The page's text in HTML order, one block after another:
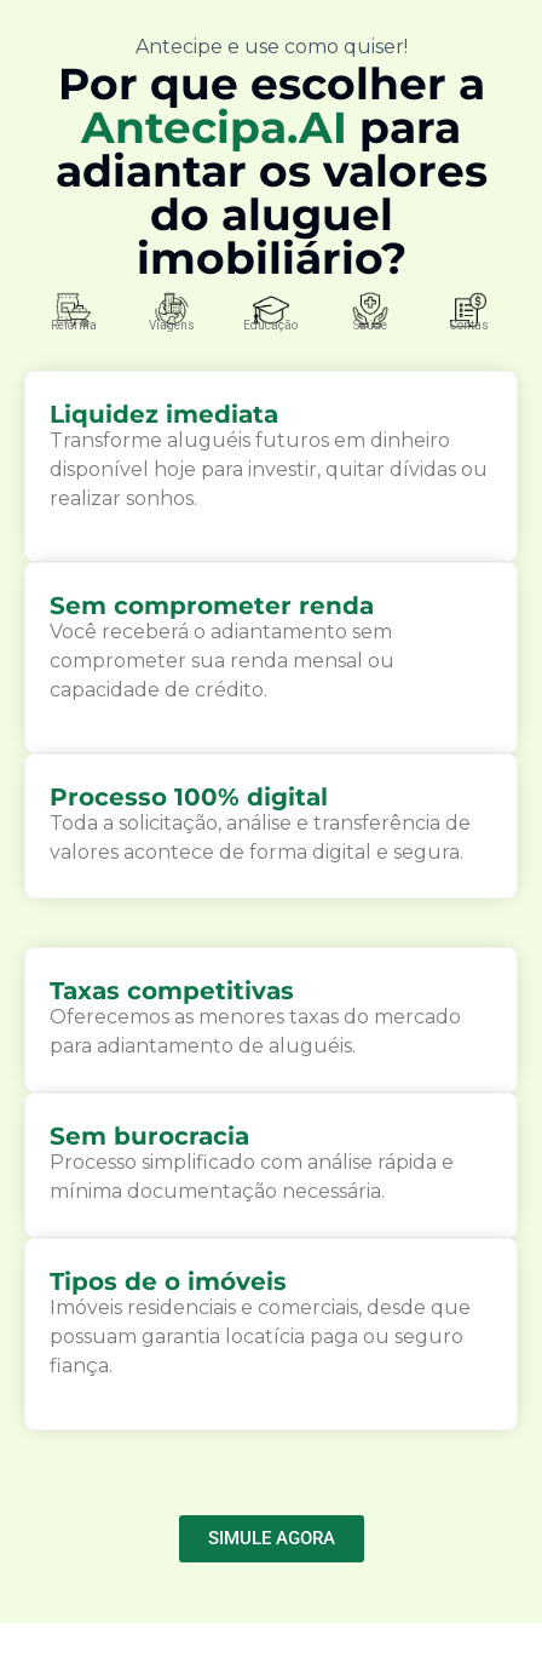
Antecipe e use como quiser!
Por que escolher a
Antecipa.AI para
adiantar os valores
do aluguel
imobiliário?
Reforma Viagens Educação Saúde Contas
Liquidez imediata
Transforme aluguéis futuros em dinheiro
disponível hoje para investir, quitar dívidas ou
realizar sonhos.
Sem comprometer renda
Você receberá o adiantamento sem
comprometer sua renda mensal ou
capacidade de crédito.
Processo 100% digital
Toda a solicitação, análise e transferência de
valores acontece de forma digital e segura.
Taxas competitivas
Oferecemos as menores taxas do mercado
para adiantamento de aluguéis.
Sem burocracia
Processo simplificado com análise rápida e
mínima documentação necessária.
Tipos de o imóveis
Imóveis residenciais e comerciais, desde que
possuam garantia locatícia paga ou seguro
fiança.
SIMULE AGORA